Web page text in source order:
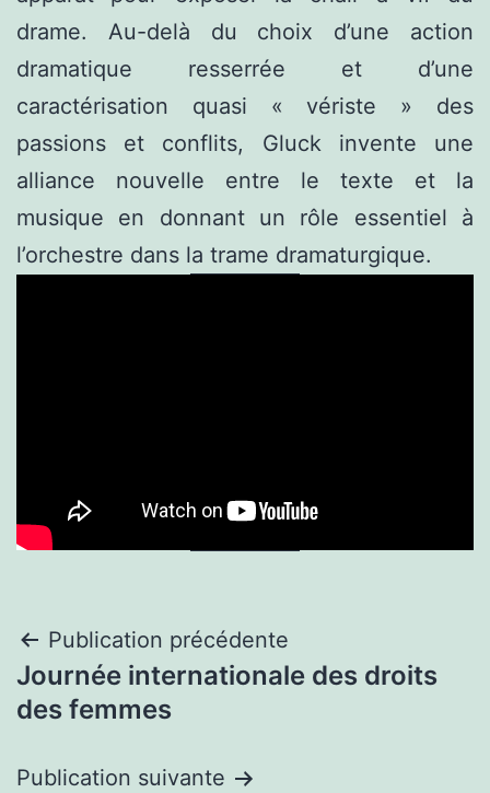
drame. Au-delà du choix d’une action
dramatique resserrée et d’une
caractérisation quasi « vériste » des
passions et conflits, Gluck invente une
alliance nouvelle entre le texte et la
musique en donnant un rôle essentiel à
l’orchestre dans la trame dramaturgique.
Publication précédente
Journée internationale des droits
des femmes
Publication suivante